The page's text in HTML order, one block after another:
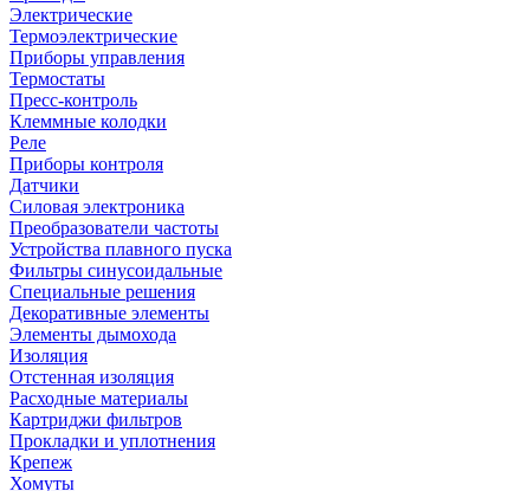
Электрические
Термоэлектрические
Приборы управления
Термостаты
Пресс-контроль
Клеммные колодки
Реле
Приборы контроля
Датчики
Силовая электроника
Преобразователи частоты
Устройства плавного пуска
Фильтры синусоидальные
Специальные решения
Декоративные элементы
Элементы дымохода
Изоляция
Отстенная изоляция
Расходные материалы
Картриджи фильтров
Прокладки и уплотнения
Крепеж
Хомуты